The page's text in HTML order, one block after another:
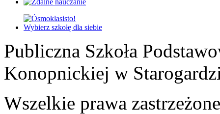
Publiczna Szkoła
Konopnickiej w
Wszelkie prawa zastrzeżone